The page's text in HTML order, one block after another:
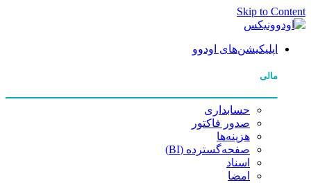
Skip to Content
اپلیکیشن‌های اودوو
مالی
حسابداری
صدور فاکتور
هزینه‌ها
صفحه‌گسترده (BI)
اسناد
امضا